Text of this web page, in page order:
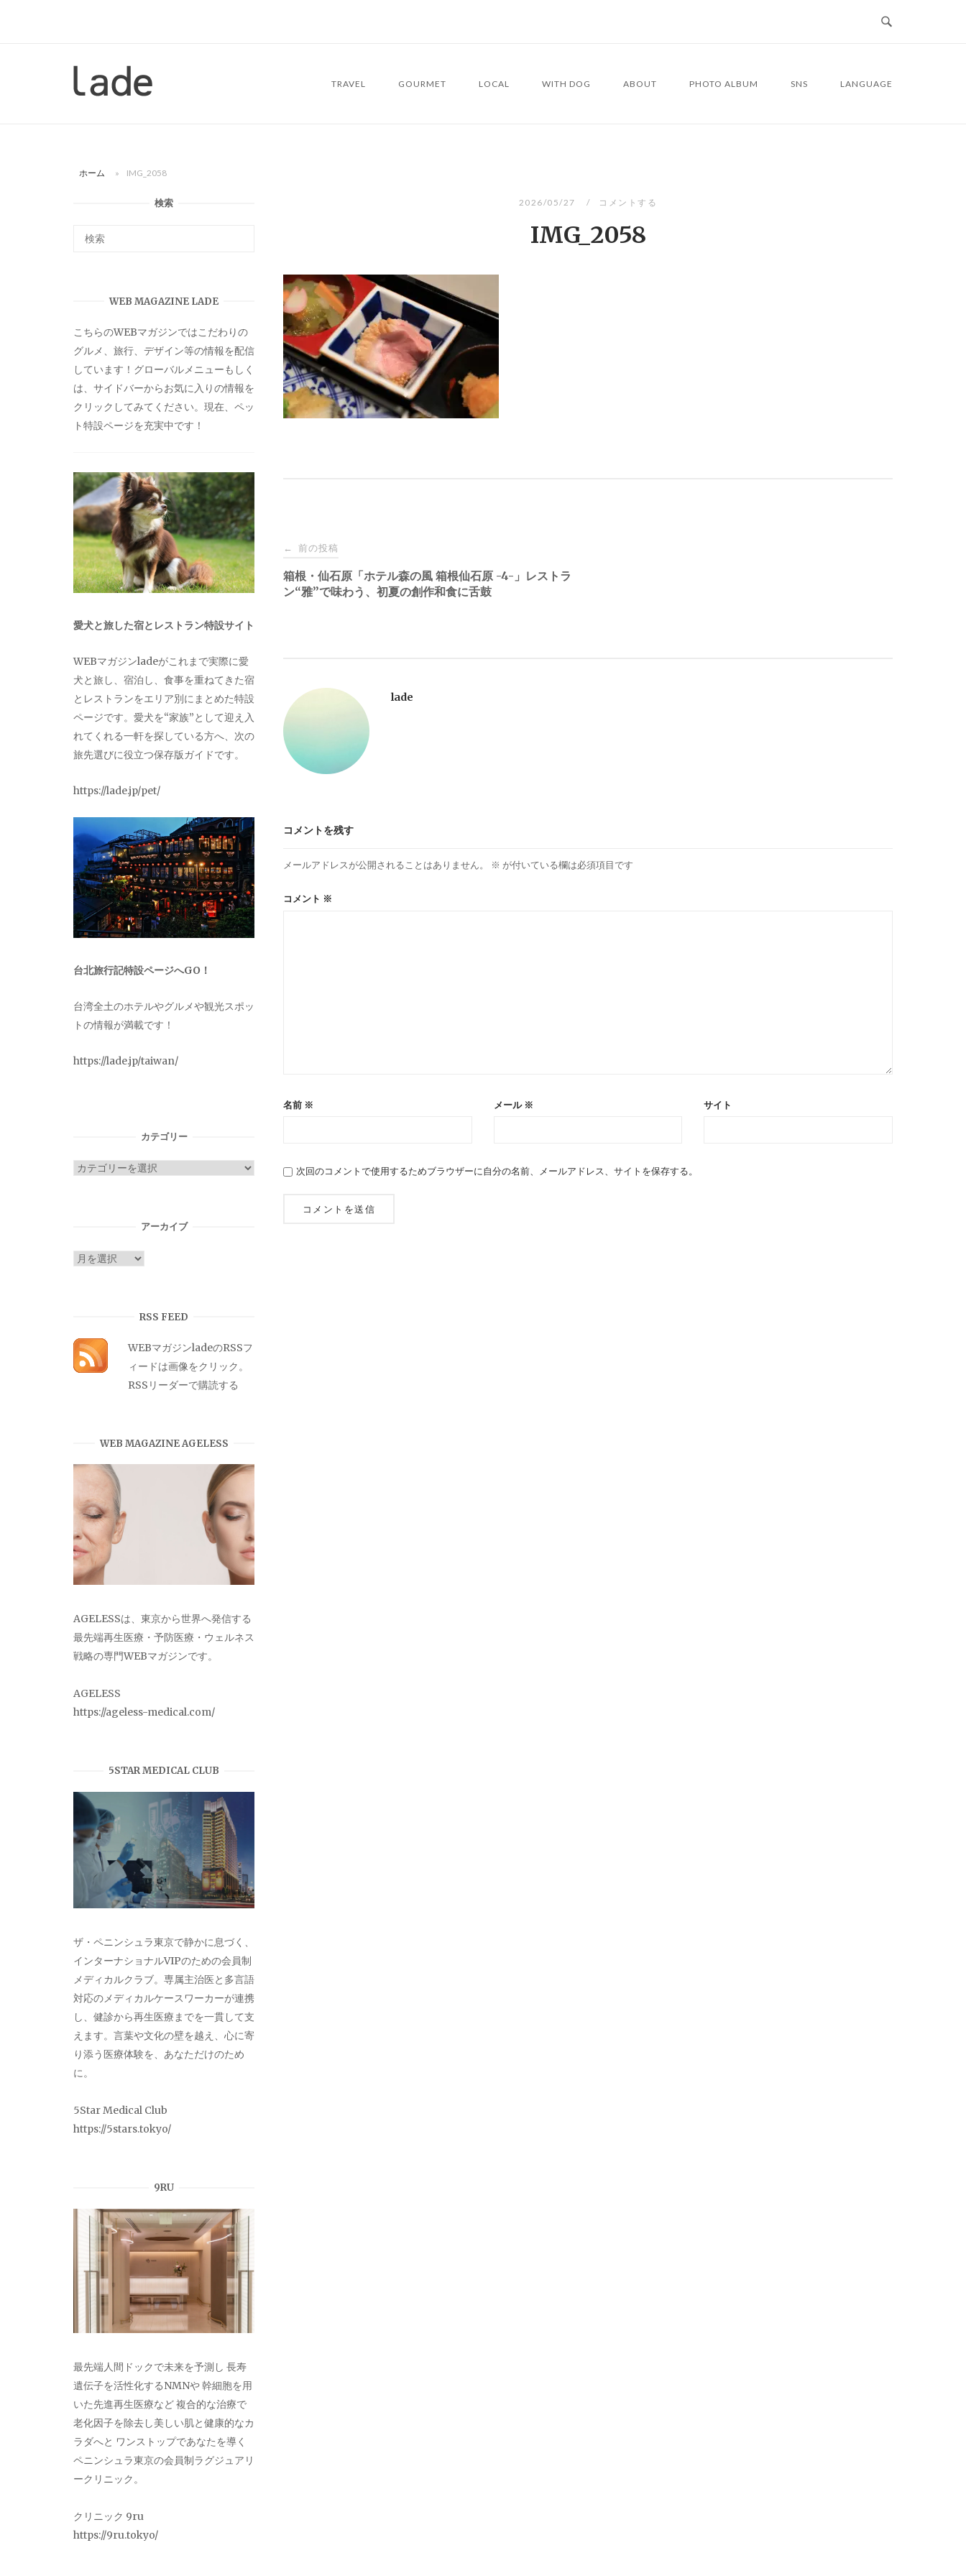
ー
TRAVEL GOURMET LOCAL WITH DOG ABOUT PHOTO ALBUM SNS LANGUAGE
ホーム » IMG_2058
2026/05/27 コメントする
IMG_2058
投
稿
ゲ
ー
シ
ン
← 前の投稿
箱根・仙石原「ホテル森の風 箱根仙石原 -4-」レストラ
ン“雅”で味わう、初夏の創作和食に舌鼓
lade
コメントを残す
メールアドレスが公開されることはありません。 ※ が付いている欄は必須項目です
コメント ※
名前 ※ メール ※ サイト
次回のコメントで使用するためブラウザーに自分の名前、メールアドレス、サイトを保存する。
検索
WEB MAGAZINE LADE
こちらのWEBマガジンではこだわりの
グルメ、旅行、デザイン等の情報を配信
しています！グローバルメニューもしく
は、サイドバーからお気に入りの情報を
クリックしてみてください。現在、ペッ
ト特設ページを充実中です！
愛犬と旅した宿とレストラン特設サイト
WEBマガジンladeがこれまで実際に愛
犬と旅し、宿泊し、食事を重ねてきた宿
とレストランをエリア別にまとめた特設
ページです。愛犬を“家族”として迎え入
れてくれる一軒を探している方へ、次の
旅先選びに役立つ保存版ガイドです。
https://lade.jp/pet/
台北旅行記特設ページへGO！
台湾全土のホテルやグルメや観光スポッ
トの情報が満載です！
https://lade.jp/taiwan/
カテゴリー
カ
アーカイブ
ア
RSS FEED
WEBマガジンladeのRSSフ
ィードは画像をクリック。
RSSリーダーで購読する
WEB MAGAZINE AGELESS
AGELESSは、東京から世界へ発信する
最先端再生医療・予防医療・ウェルネス
戦略の専門WEBマガジンです。
AGELESS
https://ageless-medical.com/
5STAR MEDICAL CLUB
ザ・ペニンシュラ東京で静かに息づく、
インターナショナルVIPのための会員制
メディカルクラブ。専属主治医と多言語
対応のメディカルケースワーカーが連携
し、健診から再生医療までを一貫して支
えます。言葉や文化の壁を越え、心に寄
り添う医療体験を、あなただけのため
に。
5Star Medical Club
https://5stars.tokyo/
9RU
最先端人間ドックで未来を予測し 長寿
遺伝子を活性化するNMNや 幹細胞を用
いた先進再生医療など 複合的な治療で
老化因子を除去し美しい肌と健康的なカ
ラダへと ワンストップであなたを導く
ペニンシュラ東京の会員制ラグジュアリ
ークリニック。
クリニック 9ru
https://9ru.tokyo/